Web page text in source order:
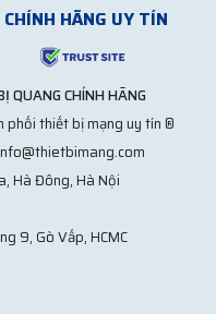
HÃNG UY TÍN
QUANG CHÍNH HÃNG
thiết bị mạng uy tín ®
Hà Đông, Hà Nội
9, Gò Vấp, HCMC